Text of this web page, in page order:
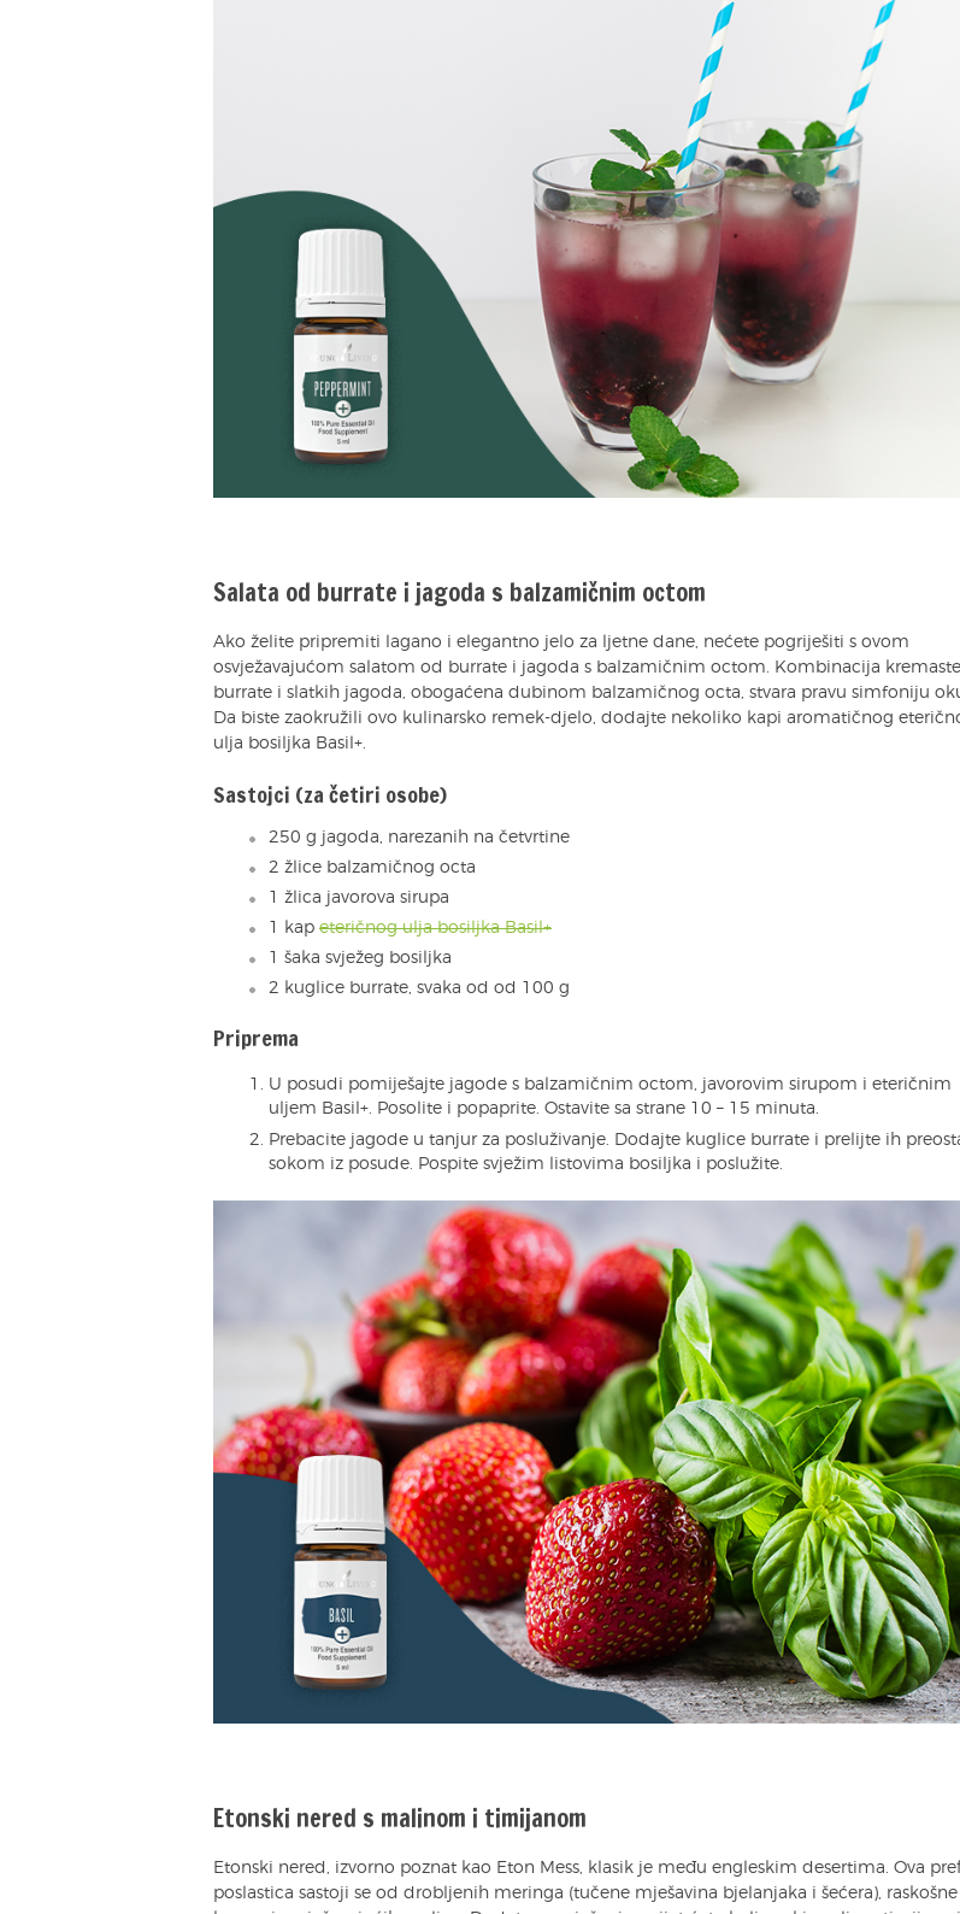
Salata od burrate i jagoda s balzamičnim octom
Ako želite pripremiti lagano i elegantno jelo za ljetne dane, nećete pogriješiti s ovom
osvježavajućom salatom od burrate i jagoda s balzamičnim octom. Kombinacija kremaste
burrate i slatkih jagoda, obogaćena dubinom balzamičnog octa, stvara pravu simfoniju
Da biste zaokružili ovo kulinarsko remek-djelo, dodajte nekoliko kapi aromatičnog
ulja bosiljka Basil+.
Sastojci (za četiri osobe)
250 g jagoda, narezanih na četvrtine
2 žlice balzamičnog octa
1 žlica javorova sirupa
1 kap eteričnog ulja bosiljka Basil+
1 šaka svježeg bosiljka
2 kuglice burrate, svaka od od 100 g
Priprema
U posudi pomiješajte jagode s balzamičnim octom, javorovim sirupom i eteričnim
uljem Basil+. Posolite i popaprite. Ostavite sa strane 10 – 15 minuta.
Prebacite jagode u tanjur za posluživanje. Dodajte kuglice burrate i prelijte ih
sokom iz posude. Pospite svježim listovima bosiljka i poslužite.
Etonski nered s malinom i timijanom
Etonski nered, izvorno poznat kao Eton Mess, klasik je među engleskim desertima. Ova
poslastica sastoji se od drobljenih meringa (tučene mješavina bjelanjaka i šećera), raskošne